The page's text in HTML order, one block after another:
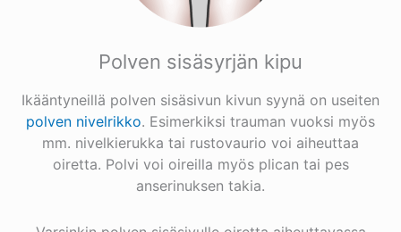
Polven sisäsyrjän kipu
Ikääntyneillä polven sisäsivun kivun syynä on useiten
polven nivelrikko. Esimerkiksi trauman vuoksi myös
mm. nivelkierukka tai rustovaurio voi aiheuttaa
oiretta. Polvi voi oireilla myös plican tai pes
anserinuksen takia.